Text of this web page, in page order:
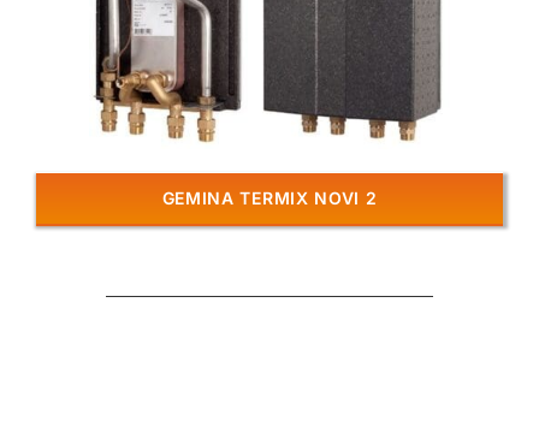
GEMINA TERMIX NOVI 2